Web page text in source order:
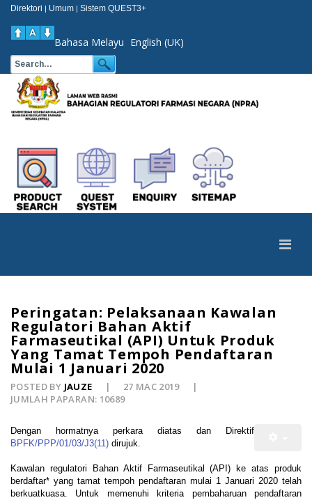
Direktori | Umum | Sistem QUEST3+
Bahasa Melayu English (UK)
Peringatan: Pelaksanaan Kawalan
Regulatori Bahan Aktif
Farmaseutikal (API) Untuk Produk
Yang Tamat Tempoh Pendaftaran
Mulai 1 Januari 2020
POSTED BY JAUZE
27 MAC 2019
JUMLAH PAPARAN: 10689
Dengan hormatnya perkara diatas dan Direktif
BPFK/PPP/01/03/J3(11) dirujuk.
Kawalan regulatori Bahan Aktif Farmaseutikal (API) ke atas produk
berdaftar* yang tamat tempoh pendaftaran mulai 1 Januari 2020 telah
berkuatkuasa. Untuk memenuhi kriteria pembaharuan pendaftaran